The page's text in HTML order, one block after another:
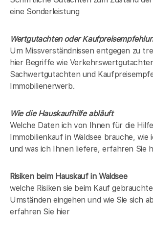
eine Sonderleistung
Wertgutachten oder
Um Missverständnissen entgegen zu
hier Begriffe wie
Sachwertgutachten und
Immobilienerwerb.
Wie die Hauskaufhilfe abläuft
Welche Daten ich von Ihnen für die
Immobilienkauf in Waldsee brauche,
und was ich Ihnen liefere, erfahren Sie
Risiken beim Hauskaufin Waldsee
welche Risiken sie beim Kauf
Umständen eingehen und wie Sie sich
erfahren Sie hier